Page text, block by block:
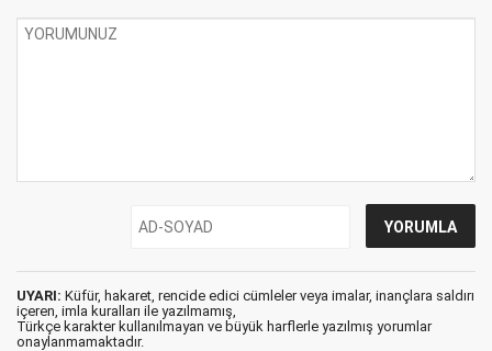
UYARI: Küfür, hakaret, rencide edici cümleler veya imalar, inançlara saldırı
içeren, imla kuralları ile yazılmamış,
Türkçe karakter kullanılmayan ve büyük harflerle yazılmış yorumlar
onaylanmamaktadır.